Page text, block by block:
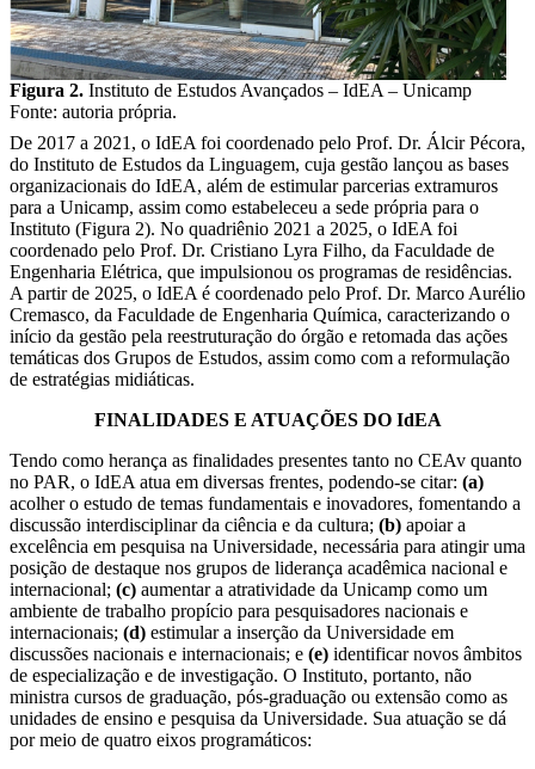
Figura 2. Instituto de Estudos Avançados – IdEA – Unicamp
Fonte: autoria própria.
De 2017 a 2021, o IdEA foi coordenado pelo Prof. Dr. Álcir Pécora,
do Instituto de Estudos da Linguagem, cuja gestão lançou as bases
organizacionais do IdEA, além de estimular parcerias extramuros
para a Unicamp, assim como estabeleceu a sede própria para o
Instituto (Figura 2). No quadriênio 2021 a 2025, o IdEA foi
coordenado pelo Prof. Dr. Cristiano Lyra Filho, da Faculdade de
Engenharia Elétrica, que impulsionou os programas de residências.
A partir de 2025, o IdEA é coordenado pelo Prof. Dr. Marco Aurélio
Cremasco, da Faculdade de Engenharia Química, caracterizando o
início da gestão pela reestruturação do órgão e retomada das ações
temáticas dos Grupos de Estudos, assim como com a reformulação
de estratégias midiáticas.
FINALIDADES E ATUAÇÕES DO IdEA
Tendo como herança as finalidades presentes tanto no CEAv quanto
no PAR, o IdEA atua em diversas frentes, podendo-se citar: (a)
acolher o estudo de temas fundamentais e inovadores, fomentando a
discussão interdisciplinar da ciência e da cultura; (b) apoiar a
excelência em pesquisa na Universidade, necessária para atingir uma
posição de destaque nos grupos de liderança acadêmica nacional e
internacional; (c) aumentar a atratividade da Unicamp como um
ambiente de trabalho propício para pesquisadores nacionais e
internacionais; (d) estimular a inserção da Universidade em
discussões nacionais e internacionais; e (e) identificar novos âmbitos
de especialização e de investigação. O Instituto, portanto, não
ministra cursos de graduação, pós-graduação ou extensão como as
unidades de ensino e pesquisa da Universidade. Sua atuação se dá
por meio de quatro eixos programáticos: